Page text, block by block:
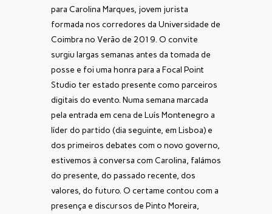
para Carolina Marques, jovem jurista
formada nos corredores da Universidade de
Coimbra no Verão de 2019. O convite
surgiu largas semanas antes da tomada de
posse e foi uma honra para a Focal Point
Studio ter estado presente como parceiros
digitais do evento. Numa semana marcada
pela entrada em cena de Luís Montenegro a
líder do partido (dia seguinte, em Lisboa) e
dos primeiros debates com o novo governo,
estivemos à conversa com Carolina, falámos
do presente, do passado recente, dos
valores, do futuro. O certame contou com a
presença e discursos de Pinto Moreira,